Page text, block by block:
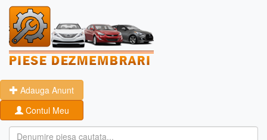
Adauga Anunt
Contul Meu